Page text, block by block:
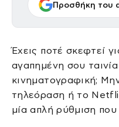
Προσθήκη του
Έχεις ποτέ σκεφτεί
αγαπημένη σου ταινία
κινηματογραφική;
τηλεόραση ή το
μία απλή ρύθμιση